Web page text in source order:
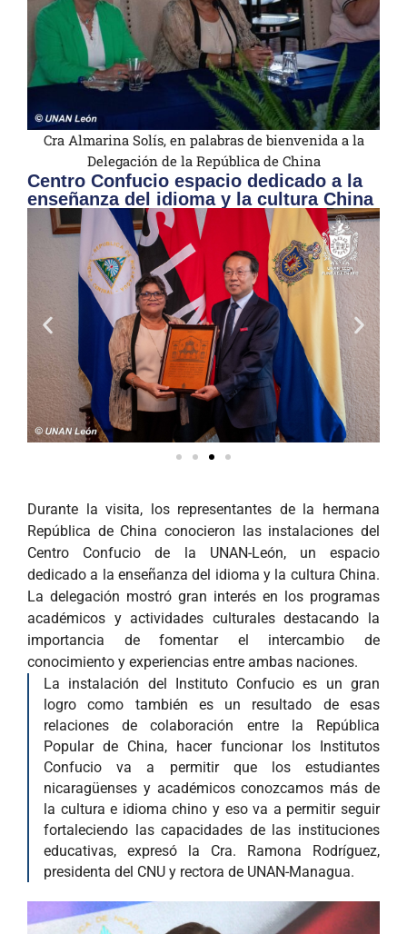
Cra Almarina Solís, en palabras de bienvenida a la
Delegación de la República de China
Centro Confucio espacio dedicado a la
enseñanza del idioma y la cultura China
Durante la visita, los representantes de la hermana
República de China conocieron las instalaciones del
Centro Confucio de la UNAN-León, un espacio
dedicado a la enseñanza del idioma y la cultura China.
La delegación mostró gran interés en los programas
académicos y actividades culturales destacando la
importancia de fomentar el intercambio de
conocimiento y experiencias entre ambas naciones.
La instalación del Instituto Confucio es un gran
logro como también es un resultado de esas
relaciones de colaboración entre la República
Popular de China, hacer funcionar los Institutos
Confucio va a permitir que los estudiantes
nicaragüenses y académicos conozcamos más de
la cultura e idioma chino y eso va a permitir seguir
fortaleciendo las capacidades de las instituciones
educativas, expresó la Cra. Ramona Rodríguez,
presidenta del CNU y rectora de UNAN-Managua.